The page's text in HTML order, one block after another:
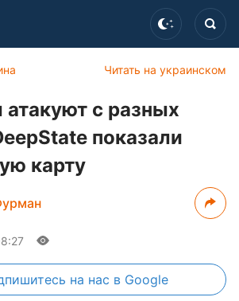
Читать на украинском
с разных
показали
карту
на нас в Google